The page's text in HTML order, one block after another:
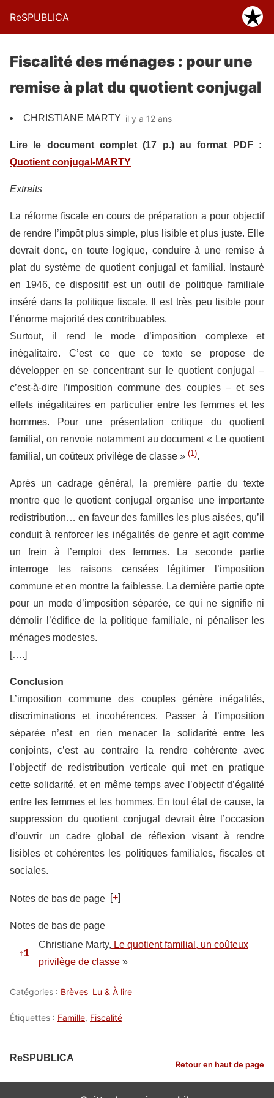
ReSPUBLICA
Fiscalité des ménages : pour une
remise à plat du quotient conjugal
CHRISTIANE MARTY il y a 12 ans
Lire le document complet (17 p.) au format PDF :
Quotient conjugal-MARTY
Extraits
La réforme fiscale en cours de préparation a pour objectif
de rendre l’impôt plus simple, plus lisible et plus juste. Elle
devrait donc, en toute logique, conduire à une remise à
plat du système de quotient conjugal et familial. Instauré
en 1946, ce dispositif est un outil de politique familiale
inséré dans la politique fiscale. Il est très peu lisible pour
l’énorme majorité des contribuables.
Surtout, il rend le mode d’imposition complexe et
inégalitaire. C’est ce que ce texte se propose de
développer en se concentrant sur le quotient conjugal –
c’est-à-dire l’imposition commune des couples – et ses
effets inégalitaires en particulier entre les femmes et les
hommes. Pour une présentation critique du quotient
familial, on renvoie notamment au document « Le quotient
familial, un coûteux privilège de classe » (1).
Après un cadrage général, la première partie du texte
montre que le quotient conjugal organise une importante
redistribution… en faveur des familles les plus aisées, qu’il
conduit à renforcer les inégalités de genre et agit comme
un frein à l’emploi des femmes. La seconde partie
interroge les raisons censées légitimer l’imposition
commune et en montre la faiblesse. La dernière partie opte
pour un mode d’imposition séparée, ce qui ne signifie ni
démolir l’édifice de la politique familiale, ni pénaliser les
ménages modestes.
[….]
Conclusion
L’imposition commune des couples génère inégalités,
discriminations et incohérences. Passer à l’imposition
séparée n’est en rien menacer la solidarité entre les
conjoints, c’est au contraire la rendre cohérente avec
l’objectif de redistribution verticale qui met en pratique
cette solidarité, et en même temps avec l’objectif d’égalité
entre les femmes et les hommes. En tout état de cause, la
suppression du quotient conjugal devrait être l’occasion
d’ouvrir un cadre global de réflexion visant à rendre
lisibles et cohérentes les politiques familiales, fiscales et
sociales.
Notes de bas de page [+]
Notes de bas de page
↑1
Christiane Marty, Le quotient familial, un coûteux
privilège de classe »
Catégories : Brèves Lu & À lire
Étiquettes : Famille, Fiscalité
ReSPUBLICA
Retour en haut de page